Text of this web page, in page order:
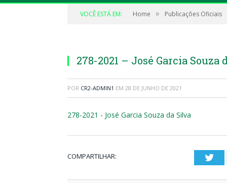
VOCÊ ESTÁ EM: Home » Publicações Oficiais
278-2021 – José Garcia Souza
POR CR2-ADMIN1 EM 28 DE JUNHO DE 2021
278-2021 - José Garcia Souza da Silva
COMPARTILHAR: